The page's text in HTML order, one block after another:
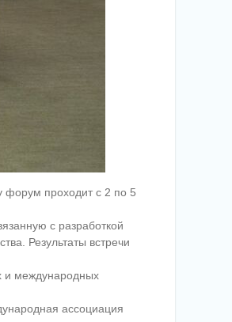
форум проходит с 2 по 5
с разработкой
Результаты встречи
и международных
ассоциация